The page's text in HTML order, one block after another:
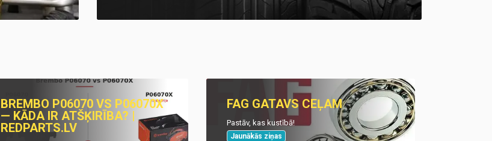
BREMBO P06070 VS P06070X
— KĀDA IR ATŠĶIRĪBA? |
REDPARTS.LV
FAG GATAVS CEĻAM
Pastāv, kas kustībā!
Jaunākās ziņas